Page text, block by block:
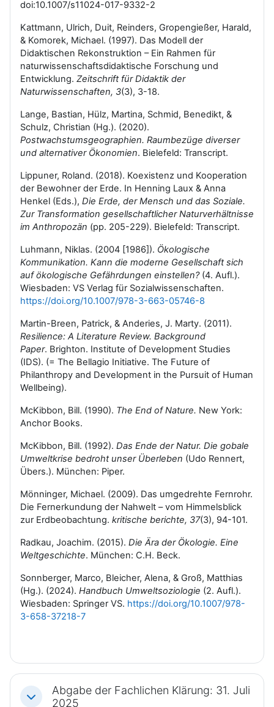
doi:10.1007/s11024-017-9332-2
Kattmann, Ulrich, Duit, Reinders, Gropengießer, Harald,
& Komorek, Michael. (1997). Das Modell der
Didaktischen Rekonstruktion – Ein Rahmen für
naturwissenschaftsdidaktische Forschung und
Entwicklung. Zeitschrift für Didaktik der
Naturwissenschaften, 3(3), 3-18.
Lange, Bastian, Hülz, Martina, Schmid, Benedikt, &
Schulz, Christian (Hg.). (2020).
Postwachstumsgeographien. Raumbezüge diverser
und alternativer Ökonomien. Bielefeld: Transcript.
Lippuner, Roland. (2018). Koexistenz und Kooperation
der Bewohner der Erde. In Henning Laux & Anna
Henkel (Eds.), Die Erde, der Mensch und das Soziale.
Zur Transformation gesellschaftlicher Naturverhältnisse
im Anthropozän (pp. 205-229). Bielefeld: Transcript.
Luhmann, Niklas. (2004 [1986]). Ökologische
Kommunikation. Kann die moderne Gesellschaft sich
auf ökologische Gefährdungen einstellen?(4. Aufl.).
Wiesbaden: VS Verlag für Sozialwissenschaften.
https://doi.org/10.1007/978-3-663-05746-8
Martin-Breen, Patrick, & Anderies, J. Marty. (2011).
Resilience: A Literature Review. Background
Paper. Brighton. Institute of Development Studies
(IDS). (= The Bellagio Initiative. The Future of
Philanthropy and Development in the Pursuit of Human
Wellbeing).
McKibbon, Bill. (1990). The End of Nature. New York:
Anchor Books.
McKibbon, Bill. (1992). Das Ende der Natur. Die gobale
Umweltkrise bedroht unser Überleben (Udo Rennert,
Übers.). München: Piper.
Mönninger, Michael. (2009). Das umgedrehte Fernrohr.
Die Fernerkundung der Nahwelt – vom Himmelsblick
zur Erdbeobachtung. kritische berichte, 37(3), 94-101.
Radkau, Joachim. (2015). Die Ära der Ökologie. Eine
Weltgeschichte. München: C.H. Beck.
Sonnberger, Marco, Bleicher, Alena, & Groß, Matthias
(Hg.). (2024). Handbuch Umweltsoziologie (2. Aufl.).
Wiesbaden: Springer VS. https://doi.org/10.1007/978-
3-658-37218-7
Einklappen
Abgabe der Fachlichen Klärung: 31. Juli
2025